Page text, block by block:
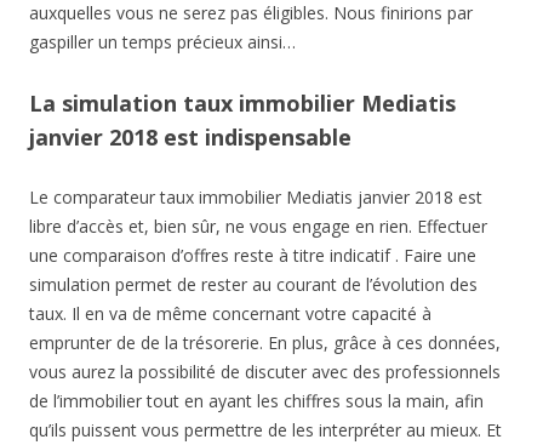
auxquelles vous ne serez pas éligibles. Nous finirions par
gaspiller un temps précieux ainsi…
La simulation taux immobilier Mediatis
janvier 2018 est indispensable
Le comparateur taux immobilier Mediatis janvier 2018 est
libre d’accès et, bien sûr, ne vous engage en rien. Effectuer
une comparaison d’offres reste à titre indicatif . Faire une
simulation permet de rester au courant de l’évolution des
taux. Il en va de même concernant votre capacité à
emprunter de de la trésorerie. En plus, grâce à ces données,
vous aurez la possibilité de discuter avec des professionnels
de l’immobilier tout en ayant les chiffres sous la main, afin
qu’ils puissent vous permettre de les interpréter au mieux. Et